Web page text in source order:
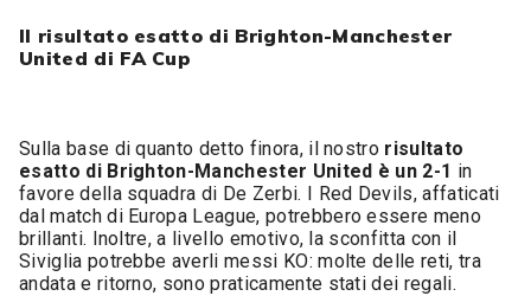
Il risultato esatto di Brighton-Manchester
United di FA Cup
Sulla base di quanto detto finora, il nostro risultato
esatto di Brighton-Manchester United è un 2-1 in
favore della squadra di De Zerbi. I Red Devils, affaticati
dal match di Europa League, potrebbero essere meno
brillanti. Inoltre, a livello emotivo, la sconfitta con il
Siviglia potrebbe averli messi KO: molte delle reti, tra
andata e ritorno, sono praticamente stati dei regali.